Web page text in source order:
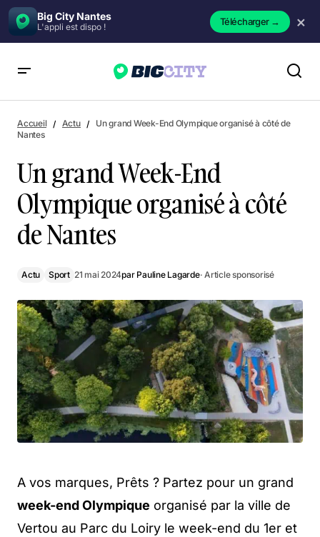
Big City Nantes
L'appli est dispo ! Télécharger→ ×
Accueil Actu
Un grand Week-End Olympique organisé à côté de
Nantes
Un grand Week-End
Olympique organisé à côté
de Nantes
Actu Sport 21 mai 2024par Pauline Lagarde· Article sponsorisé
A vos marques, Prêts ? Partez pour un grand
week-end Olympique organisé par la ville de
Vertou au Parc du Loiry le week-end du 1er et